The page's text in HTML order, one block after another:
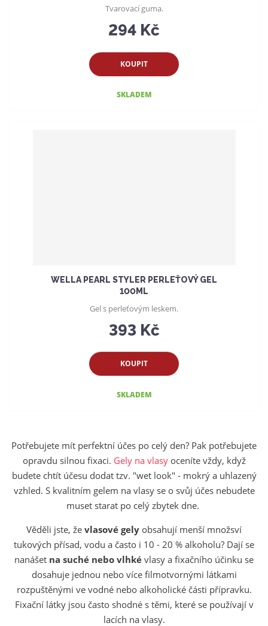
294 Kč
KOUPIT
SKLADEM
Tvarovací guma.
WELLA PEARL STYLER PERLEŤOVÝ GEL
100ML
393 Kč
KOUPIT
SKLADEM
Gel s perleťovým leskem.
Potřebujete mít perfektní účes po celý den? Pak potřebujete
opravdu silnou fixaci. Gely na vlasyoceníte vždy, když
budete chtít účesu dodat tzv. "wet look" - mokrý a uhlazený
vzhled. S kvalitním gelem na vlasy se o svůj účes nebudete
muset starat po celý zbytek dne.
Věděli jste, že vlasové gely obsahují menší množsví
tukových přísad, vodu a často i 10 - 20 % alkoholu? Dají se
nanášet na suché nebo vlhké vlasy a fixačního účinku se
dosahuje jednou nebo více filmotvornými látkami
rozpuštěnými ve vodné nebo alkoholické části přípravku.
Fixační látky jsou často shodné s těmi, které se používají v
lacích na vlasy.